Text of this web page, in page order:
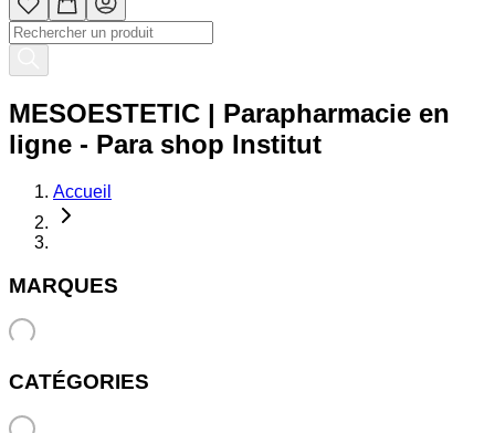
MESOESTETIC | Parapharmacie en
ligne - Para shop Institut
Accueil
MARQUES
CATÉGORIES